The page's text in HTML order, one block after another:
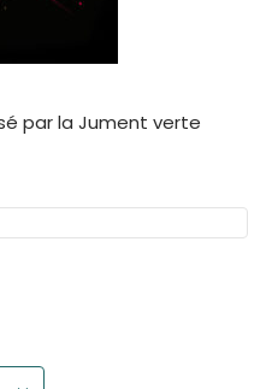
par la Jument verte